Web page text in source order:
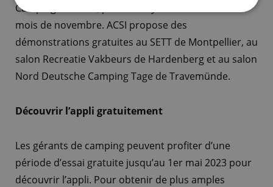
Camping Comfort, powered by ACSI sera lancée au
mois de novembre. ACSI propose des
démonstrations gratuites au SETT de Montpellier, au
salon Recreatie Vakbeurs de Hardenberg et au salon
Nord Deutsche Camping Tage de Travemünde.
Découvrir l’appli gratuitement
Les gérants de camping peuvent profiter d’une
période d’essai gratuite jusqu’au 1er mai 2023 pour
découvrir l’appli. Pour obtenir de plus amples